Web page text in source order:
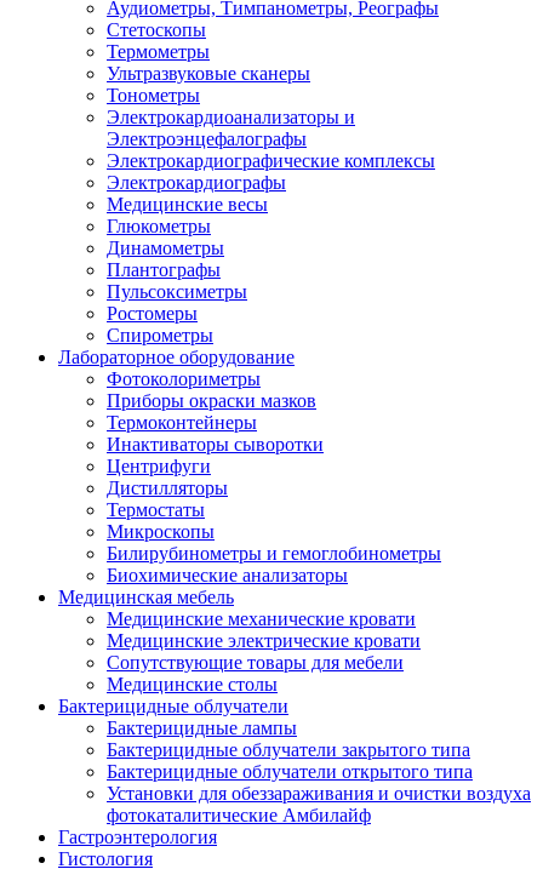
Аудиометры, Тимпанометры, Реографы
Стетоскопы
Термометры
Ультразвуковые сканеры
Тонометры
Электрокардиоанализаторы и
Электроэнцефалографы
Электрокардиографические комплексы
Электрокардиографы
Медицинские весы
Глюкометры
Динамометры
Плантографы
Пульсоксиметры
Ростомеры
Спирометры
Лабораторное оборудование
Фотоколориметры
Приборы окраски мазков
Термоконтейнеры
Инактиваторы сыворотки
Центрифуги
Дистилляторы
Термостаты
Микроскопы
Билирубинометры и гемоглобинометры
Биохимические анализаторы
Медицинская мебель
Медицинские механические кровати
Медицинские электрические кровати
Сопутствующие товары для мебели
Медицинские столы
Бактерицидные облучатели
Бактерицидные лампы
Бактерицидные облучатели закрытого типа
Бактерицидные облучатели открытого типа
Установки для обеззараживания и очистки воздуха
фотокаталитические Амбилайф
Гастроэнтерология
Гистология